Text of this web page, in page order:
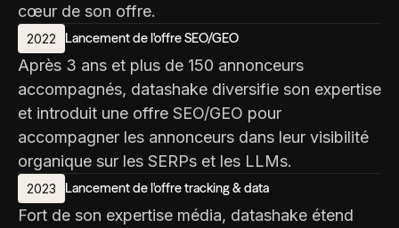
cœur de son offre.
2022 Lancement de l'offre SEO/GEO
Après 3 ans et plus de 150 annonceurs
accompagnés, datashake diversifie son expertise
et introduit une offre SEO/GEO pour
accompagner les annonceurs dans leur visibilité
organique sur les SERPs et les LLMs.
2023 Lancement de l'offre tracking & data
Fort de son expertise média, datashake étend